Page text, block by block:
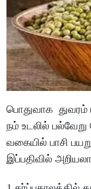
பொதுவாக துவரம்
நம் உடலில்
வகையில் பாசி
இப்பதிவில்